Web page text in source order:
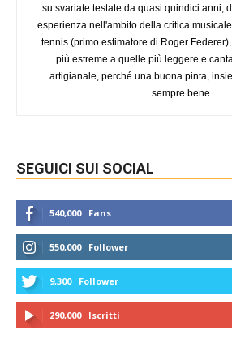
su svariate testate da quasi quindici anni,
esperienza nell'ambito della critica
tennis (primo estimatore di Roger
più estreme a quelle più leggere e
artigianale, perché una buona pinta,
sempre bene.
SEGUICI SUI SOCIAL
540,000 Fans
550,000 Follower
9,300 Follower
290,000 Iscritti